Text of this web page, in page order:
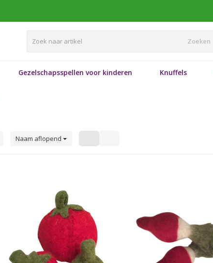
Zoeken
Gezelschapsspellen voor kinderen Knuffels
Naam aflopend